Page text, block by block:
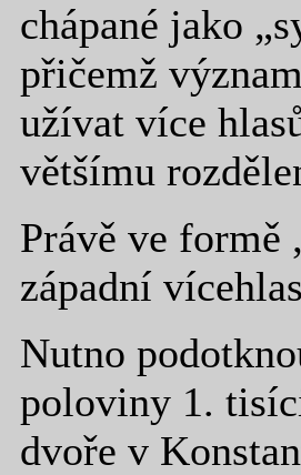
chápané jako
přičemž
užívat více
většímu
Právě ve formě
západní
Nutno
poloviny 1.
dvoře v